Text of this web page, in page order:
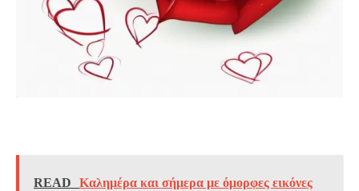
READ Καλημέρα και σήμερα με όμορφες εικόνες